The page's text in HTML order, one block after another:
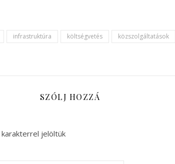
infrastruktúra költségvetés közszolgáltatások
SZÓLJ HOZZÁ
karakterrel jelöltük